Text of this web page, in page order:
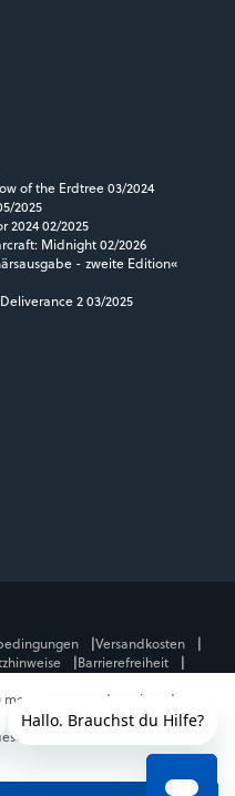
of the Erdtree 03/2024
2025
2024 02/2025
Midnight 02/2026
- zweite Edition«
2 03/2025
Versandkosten
Barrierefreiheit
Get Hero
Jeuxvideo.com
Gegebenenfalls fallen
verwenden wir und
kannst du dem
du in unseren